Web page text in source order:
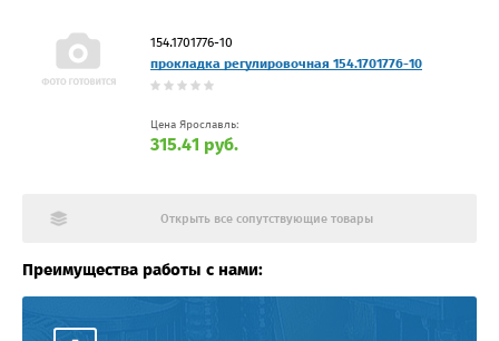
154.1701776-10
прокладка регулировочная 154.1701776-10
Цена Ярославль:
315.41 руб.
Открыть все сопутствующие товары
Преимущества работы с нами: